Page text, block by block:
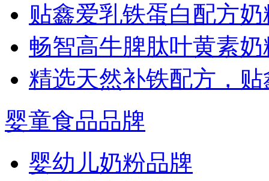
贴鑫爱乳铁蛋白配方
畅智高牛脾肽叶黄素
精选天然补铁配方，
婴童食品品牌
婴幼儿奶粉品牌